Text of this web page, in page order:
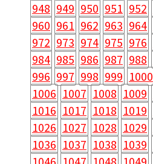
948 949 950 951 952
960 961 962 963 964
972 973 974 975 976
984 985 986 987 988
996 997 998 999 1000
1006 1007 1008 1009
1016 1017 1018 1019
1026 1027 1028 1029
1036 1037 1038 1039